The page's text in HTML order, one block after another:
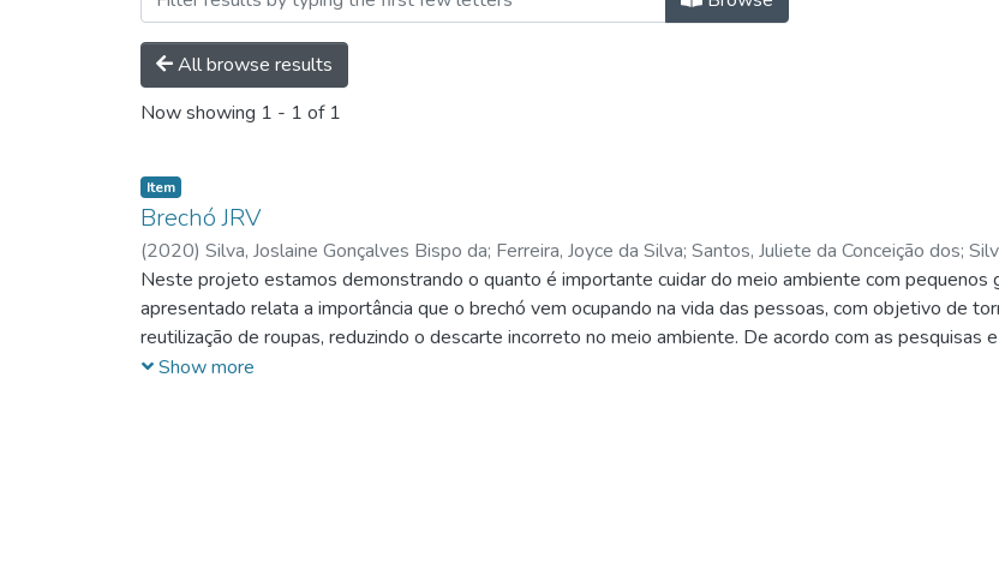
All browse results
Now showing 1 - 1 of 1
Item
Brechó JRV
(2020) Silva, Joslaine Gonçalves Bispo da; Ferreira, Joyce da Silva; Santos, Juliete da Conceição dos;
Neste projeto estamos demonstrando o quanto é importante cuidar do meio ambiente com pequenos
apresentado relata a importância que o brechó vem ocupando na vida das pessoas, com objetivo de
reutilização de roupas, reduzindo o descarte incorreto no meio ambiente. De acordo com as
consumo em brechós vem crescendo no mercado financeiro, deixando de ser visto com aspeto de
Show more